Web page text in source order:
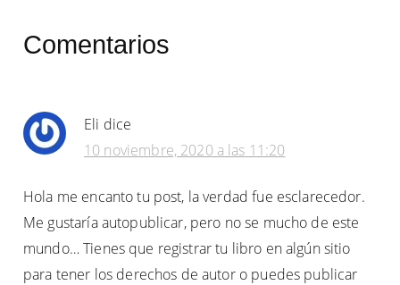
con
los
lectores
Comentarios
Eli dice
10 noviembre, 2020 a las 11:20
Hola me encanto tu post, la verdad fue esclarecedor.
Me gustaría autopublicar, pero no se mucho de este
mundo… Tienes que registrar tu libro en algún sitio
para tener los derechos de autor o puedes publicar